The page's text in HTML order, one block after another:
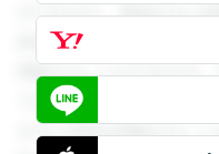
ができます。登録すると
録すると回答を閲覧する
閲覧することができます
できます。登録すると回
すると回答を閲覧するこ